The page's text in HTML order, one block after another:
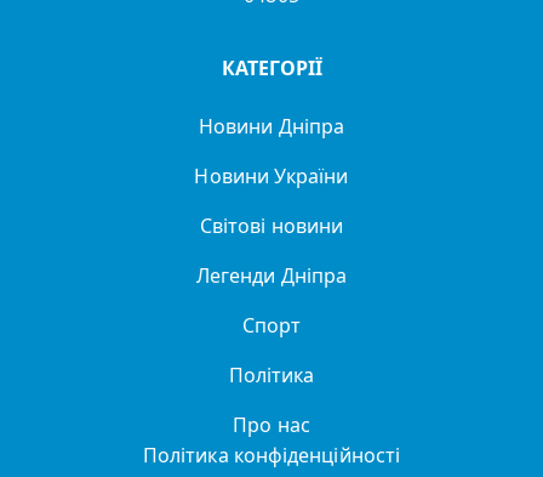
КАТЕГОРІЇ
Новини Дніпра
Новини України
Світові новини
Легенди Дніпра
Спорт
Політика
Про нас
Політика конфіденційності